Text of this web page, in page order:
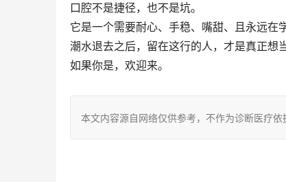
口腔不是捷径，也不是坑。
它是一个需要耐心、手稳、嘴甜、且永远
潮水退去之后，留在这行的人，才是真正想
如果你是，欢迎来。
本文内容源自网络仅供参考，不作为诊断医疗